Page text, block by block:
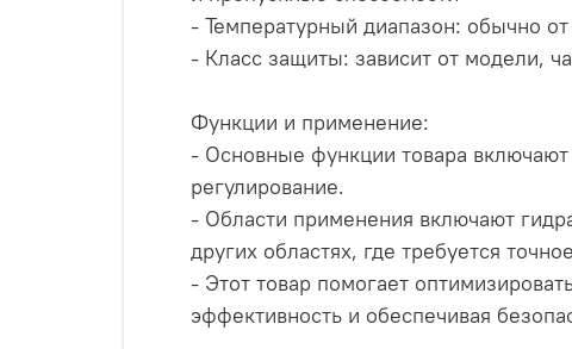
- Температурный диапазон: обычно
- Класс защиты: зависит от модели,
Функции и применение:
- Основные функции товара
регулирование.
- Области применения включают
других областях, где требуется
- Этот товар помогает
эффективность и обеспечивая